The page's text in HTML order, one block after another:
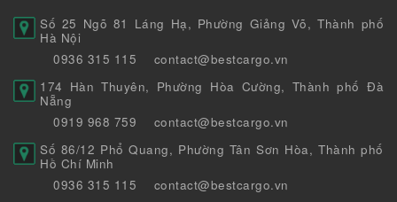
Số 25 Ngõ 81 Láng Hạ, Phường Giảng Võ, Thành phố
Hà Nội
0936 315 115
contact@bestcargo.vn
174 Hàn Thuyên, Phường Hòa Cường, Thành phố Đà
Nẵng
0919 968 759
contact@bestcargo.vn
Số 86/12 Phổ Quang, Phường Tân Sơn Hòa, Thành phố
Hồ Chí Minh
0936 315 115
contact@bestcargo.vn